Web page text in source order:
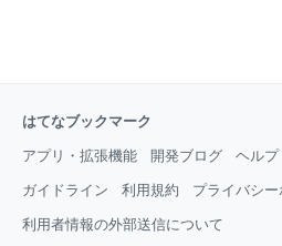
はてなブックマーク
アプリ・拡張機能 開発ブログ ヘルプ
ガイドライン 利用規約 プライバシ
利用者情報の外部送信について